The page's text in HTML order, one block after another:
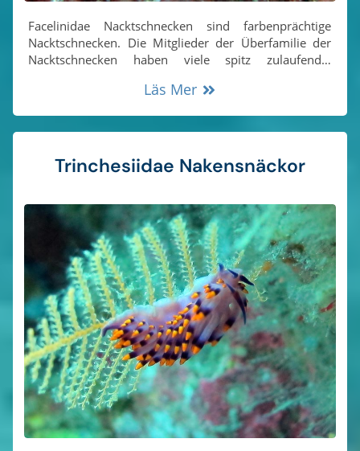
Facelinidae Nacktschnecken sind farbenprächtige
Nacktschnecken. Die Mitglieder der Überfamilie der
Nacktschnecken haben viele spitz zulaufende,
und lateralen (seitlichen) Bereichen des Körpers
Läs Mer
Trinchesiidae Nakensnäckor